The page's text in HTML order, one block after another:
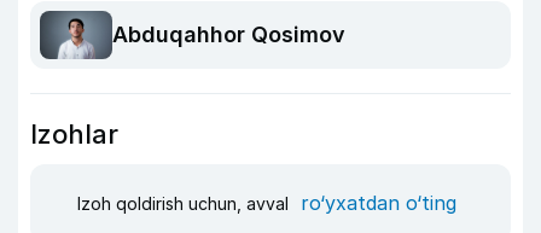
Abduqahhor Qosimov
Izohlar
Izoh qoldirish uchun, avval ro‘yxatdan o‘ting